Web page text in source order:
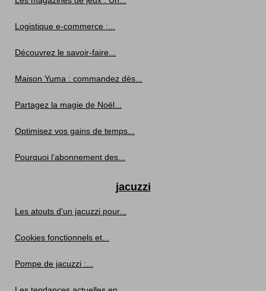
Logistique e-commerce :...
Découvrez le savoir-faire...
Maison Yuma : commandez dès...
Partagez la magie de Noël...
Optimisez vos gains de temps...
Pourquoi l’abonnement des...
jacuzzi
Les atouts d'un jacuzzi pour...
Cookies fonctionnels et...
Pompe de jacuzzi :...